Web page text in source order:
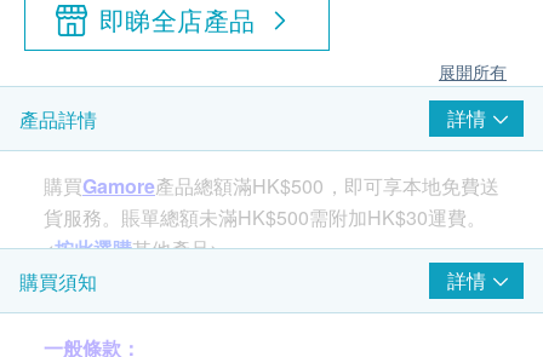
即睇全店產品
展開所有
產品詳情 詳情
購買Gamore產品總額滿HK$500，即可享本地免費送
貨服務。賬單總額未滿HK$500需附加HK$30運費。
<按此選購其他產品>
產品介紹
數字表示最大和最小血壓外
購買須知 詳情
一般條款：